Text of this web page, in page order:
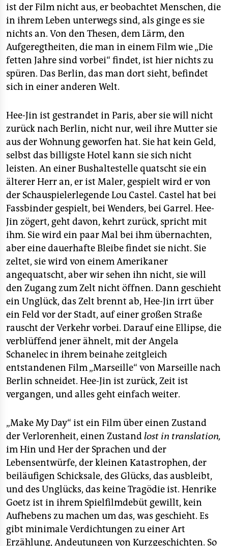
ist der Film nicht aus, er beobachtet Menschen, die
in ihrem Leben unterwegs sind, als ginge es sie
nichts an. Von den Thesen, dem Lärm, den
Aufgeregtheiten, die man in einem Film wie „Die
fetten Jahre sind vorbei“ findet, ist hier nichts zu
spüren. Das Berlin, das man dort sieht, befindet
sich in einer anderen Welt.
Hee-Jin ist gestrandet in Paris, aber sie will nicht
zurück nach Berlin, nicht nur, weil ihre Mutter sie
aus der Wohnung geworfen hat. Sie hat kein Geld,
selbst das billigste Hotel kann sie sich nicht
leisten. An einer Bushaltestelle quatscht sie ein
älterer Herr an, er ist Maler, gespielt wird er von
der Schauspielerlegende Lou Castel. Castel hat bei
Fassbinder gespielt, bei Wenders, bei Garrel. Hee-
Jin zögert, geht davon, kehrt zurück, spricht mit
ihm. Sie wird ein paar Mal bei ihm übernachten,
aber eine dauerhafte Bleibe findet sie nicht. Sie
zeltet, sie wird von einem Amerikaner
angequatscht, aber wir sehen ihn nicht, sie will
den Zugang zum Zelt nicht öffnen. Dann geschieht
ein Unglück, das Zelt brennt ab, Hee-Jin irrt über
ein Feld vor der Stadt, auf einer großen Straße
rauscht der Verkehr vorbei. Darauf eine Ellipse, die
verblüffend jener ähnelt, mit der Angela
Schanelec in ihrem beinahe zeitgleich
entstandenen Film „Marseille“ von Marseille nach
Berlin schneidet. Hee-Jin ist zurück, Zeit ist
vergangen, und alles geht einfach weiter.
„Make My Day“ ist ein Film über einen Zustand
der Verlorenheit, einen Zustandlost in translation,
im Hin und Her der Sprachen und der
Lebensentwürfe, der kleinen Katastrophen, der
beiläufigen Schicksale, des Glücks, das ausbleibt,
und des Unglücks, das keine Tragödie ist. Henrike
Goetz ist in ihrem Spielfilmdebüt gewillt, kein
Aufhebens zu machen um das, was geschieht. Es
gibt minimale Verdichtungen zu einer Art
Erzählung, Andeutungen von Kurzgeschichten. So